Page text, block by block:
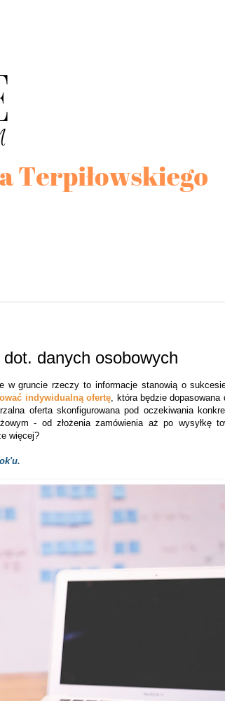
danych osobowych
gruncie rzeczy to informacje stanowią o
indywidualną ofertę, która będzie dopasowana
oferta skonfigurowana pod oczekiwania
- od złożenia zamówienia aż po wysyłkę
więcej?